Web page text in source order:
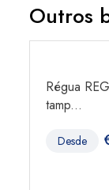
Outros
Régua
tamp...
Desde